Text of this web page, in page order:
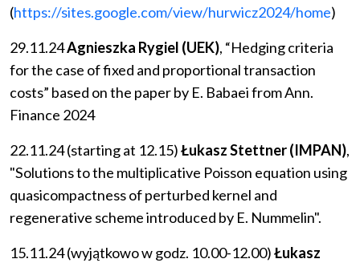
(https://sites.google.com/view/hurwicz2024/home)
29.11.24Agnieszka Rygiel (UEK), “Hedging criteria
for the case of fixed and proportional transaction
costs” based on the paper by E. Babaei from Ann.
Finance 2024
22.11.24 (starting at 12.15)Łukasz Stettner (IMPAN),
"Solutions to the multiplicative Poisson equation using
quasicompactness of perturbed kernel and
regenerative scheme introduced by E. Nummelin".
15.11.24 (wyjątkowo w godz. 10.00-12.00)Łukasz